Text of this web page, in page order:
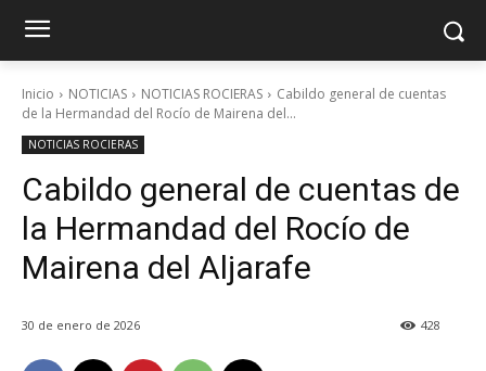
Inicio NOTICIAS NOTICIAS ROCIERAS
Cabildo general de cuentas
de la Hermandad del Rocío de Mairena del...
NOTICIAS ROCIERAS
Cabildo general de cuentas de
la Hermandad del Rocío de
Mairena del Aljarafe
30 de enero de 2026 428